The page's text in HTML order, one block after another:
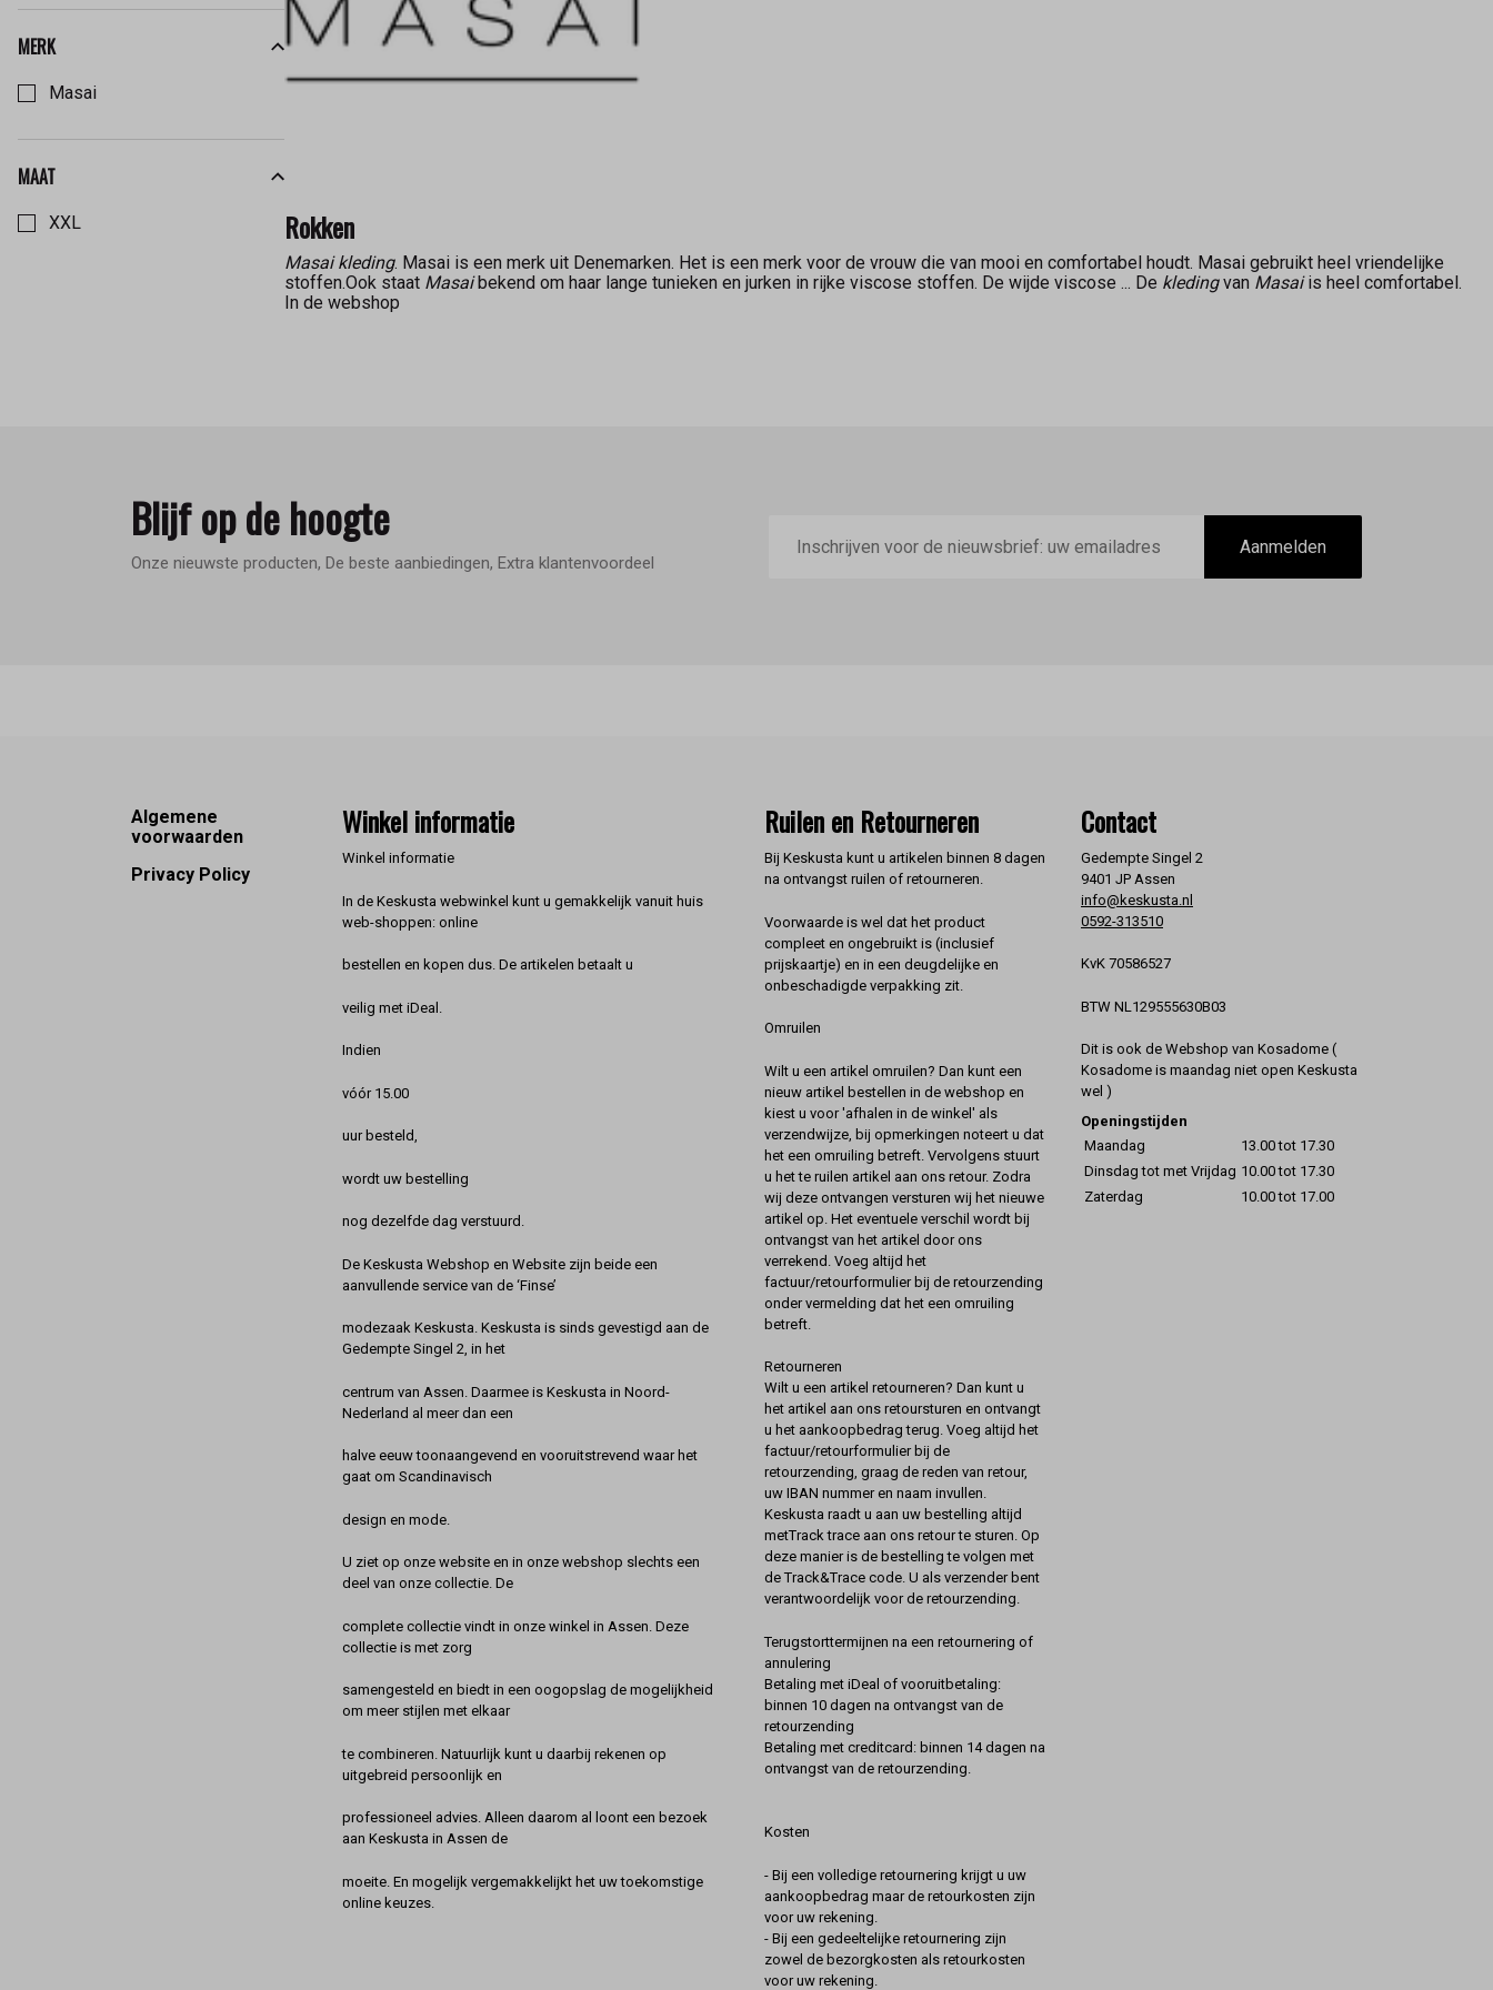
MERK
Masai
MAAT
XXL
Rokken
Masai kleding. Masai is een merk uit Denemarken. Het is een merk voor de vrouw die van mooi en comfortabel houdt. Masai gebruikt heel vriendelijke
stoffen.Ook staat Masaibekend om haar lange tunieken en jurken in rijke viscose stoffen. De wijde viscose ... De kledingvan Masaiis heel comfortabel.
In de webshop
Blijf op de hoogte
Onze nieuwste producten, De beste aanbiedingen, Extra klantenvoordeel
mailadres
Aanmelden
Footer
Algemene
voorwaarden
Privacy Policy
Winkel informatie
Winkel informatie
In de Keskusta webwinkel kunt u gemakkelijk vanuit huis
web-shoppen: online
bestellen en kopen dus. De artikelen betaalt u
veilig met iDeal.
Indien
vóór 15.00
uur besteld,
wordt uw bestelling
nog dezelfde dag verstuurd.
De Keskusta Webshop en Website zijn beide een
aanvullende service van de ‘Finse’
modezaak Keskusta. Keskusta is sinds gevestigd aan de
Gedempte Singel 2, in het
centrum van Assen. Daarmee is Keskusta in Noord-
Nederland al meer dan een
halve eeuw toonaangevend en vooruitstrevend waar het
gaat om Scandinavisch
design en mode.
U ziet op onze website en in onze webshop slechts een
deel van onze collectie. De
complete collectie vindt in onze winkel in Assen. Deze
collectie is met zorg
samengesteld en biedt in een oogopslag de mogelijkheid
om meer stijlen met elkaar
te combineren. Natuurlijk kunt u daarbij rekenen op
uitgebreid persoonlijk en
professioneel advies. Alleen daarom al loont een bezoek
aan Keskusta in Assen de
moeite. En mogelijk vergemakkelijkt het uw toekomstige
online keuzes.
Ruilen en Retourneren
Bij Keskusta kunt u artikelen binnen 8 dagen
na ontvangst ruilen of retourneren.
Voorwaarde is wel dat het product
compleet en ongebruikt is (inclusief
prijskaartje) en in een deugdelijke en
onbeschadigde verpakking zit.
Omruilen
Wilt u een artikel omruilen? Dan kunt een
nieuw artikel bestellen in de webshop en
kiest u voor 'afhalen in de winkel' als
verzendwijze, bij opmerkingen noteert u dat
het een omruiling betreft. Vervolgens stuurt
u het te ruilen artikel aan ons retour. Zodra
wij deze ontvangen versturen wij het nieuwe
artikel op. Het eventuele verschil wordt bij
ontvangst van het artikel door ons
verrekend. Voeg altijd het
factuur/retourformulier bij de retourzending
onder vermelding dat het een omruiling
betreft.
Retourneren
Wilt u een artikel retourneren? Dan kunt u
het artikel aan ons retoursturen en ontvangt
u het aankoopbedrag terug. Voeg altijd het
factuur/retourformulier bij de
retourzending, graag de reden van retour,
uw IBAN nummer en naam invullen.
Keskusta raadt u aan uw bestelling altijd
metTrack trace aan ons retour te sturen. Op
deze manier is de bestelling te volgen met
de Track&Trace code. U als verzender bent
verantwoordelijk voor de retourzending.
Terugstorttermijnen na een retournering of
annulering
Betaling met iDeal of vooruitbetaling:
binnen 10 dagen na ontvangst van de
retourzending
Betaling met creditcard: binnen 14 dagen na
ontvangst van de retourzending.
Kosten
- Bij een volledige retournering krijgt u uw
aankoopbedrag maar de retourkosten zijn
voor uw rekening.
- Bij een gedeeltelijke retournering zijn
zowel de bezorgkosten als retourkosten
voor uw rekening.
Contact
Gedempte Singel 2
9401 JP Assen
info@keskusta.nl
0592-313510
KvK 70586527
BTW NL129555630B03
Dit is ook de Webshop van Kosadome (
Kosadome is maandag niet open Keskusta
wel )
Openingstijden
Maandag
13.00 tot 17.30
Dinsdag tot met Vrijdag 10.00 tot 17.30
Zaterdag
10.00 tot 17.00